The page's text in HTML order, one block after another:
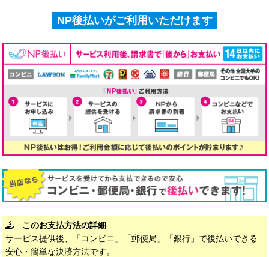
NP後払いがご利用いただけます
このお支払方法の詳細
サービス提供後、「コンビニ」「郵便局」「銀行」で後払いできる
安心・簡単な決済方法です。